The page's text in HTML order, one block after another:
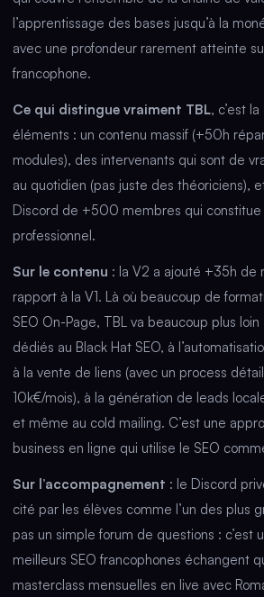
l’apprentissage des bases jusqu’à la
avec une profondeur rarement atteinte
francophone.
Ce qui distingue vraiment TBL, c’est
éléments : un contenu massif (+50h
modules), des intervenants qui sont de
au quotidien (pas juste des théoriciens),
Discord de +500 membres qui constitue
professionnel.
Sur le contenu : la V2 a ajouté +35h de
rapport à la V1. Là où beaucoup de
SEO On-Page, TBL va beaucoup plus
dédiés au Black Hat SEO, à
à la vente de liens (avec un process
10k€/mois), à la génération de leads
et même au cold mailing. C’est une
business en ligne qui utilise le SEO
Sur l’accompagnement : le Discord
cité par les élèves comme l’un des plus
pas un simple forum de questions : c’est
meilleurs SEO francophones échangent
masterclass mensuelles en live avec